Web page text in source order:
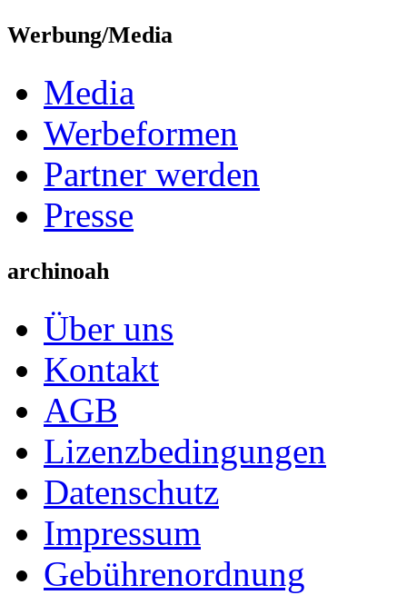
Werbung/Media
Media
Werbeformen
Partner werden
Presse
archinoah
Über uns
Kontakt
AGB
Lizenzbedingungen
Datenschutz
Impressum
Gebührenordnung